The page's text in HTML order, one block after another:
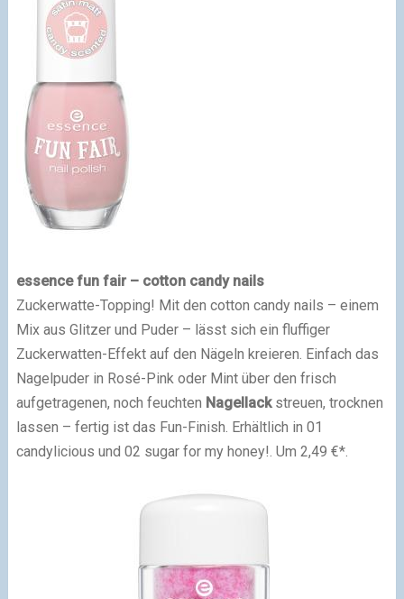
essence fun fair – cotton candy nails
Zuckerwatte-Topping! Mit den cotton candy nails – einem
Mix aus Glitzer und Puder – lässt sich ein fluffiger
Zuckerwatten-Effekt auf den Nägeln kreieren. Einfach das
Nagelpuder in Rosé-Pink oder Mint über den frisch
aufgetragenen, noch feuchten Nagellackstreuen, trocknen
lassen – fertig ist das Fun-Finish. Erhältlich in 01
candylicious und 02 sugar for my honey!. Um 2,49 €*.